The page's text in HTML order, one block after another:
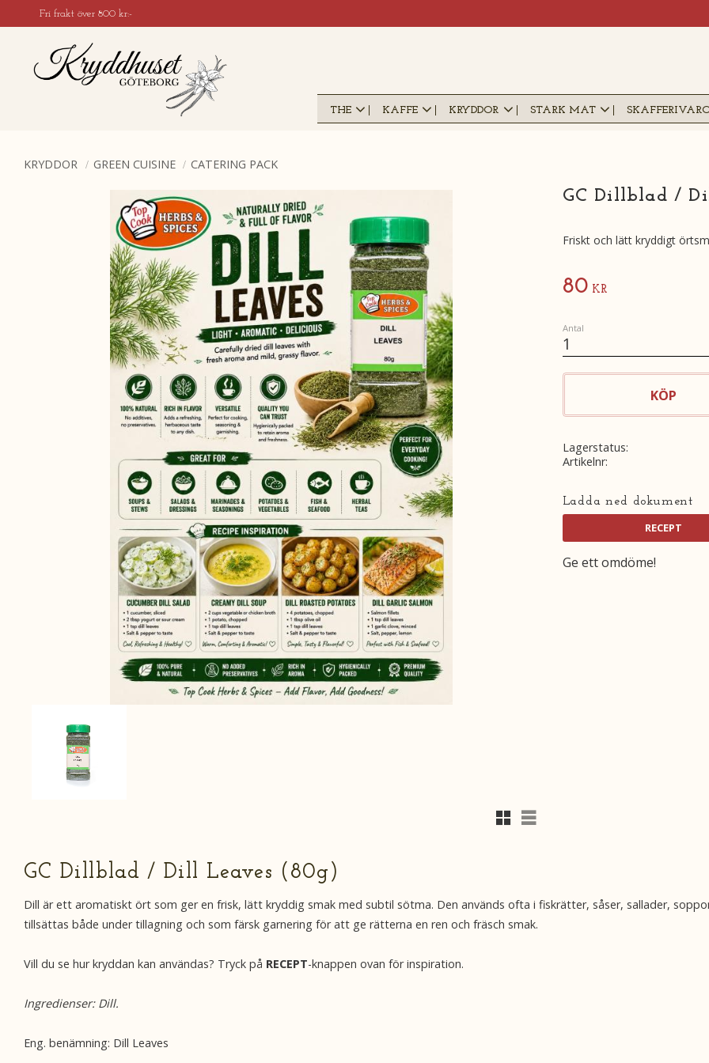
Fri frakt över 800 kr:-
THE KAFFE KRYDDOR STARK MAT
KRYDDOR GREEN CUISINE CATERING PACK
GC Dillblad /
Friskt och lätt kryddigt
Rutnätsvy
Listvy
80 KR
Antal
KÖP
Lagerstatus
Artikelnr
Ladda ned dokument
Ge ett omdöme!
GC Dillblad / Dill Leaves (80g)
Dill är ett aromatiskt ört som ger en frisk, lätt kryddig smak med subtil sötma. Den används ofta i fiskrätter, såser, sallader,
tillsättas både under tillagning och som färsk garnering för att ge rätterna en ren och fräsch smak.
Vill du se hur kryddan kan användas? Tryck på RECEPT-knappen ovan för inspiration.
Ingredienser: Dill.
Eng. benämning: Dill Leaves